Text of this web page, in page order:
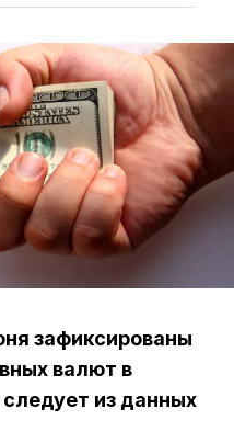
зафиксированы
валют в
из данных